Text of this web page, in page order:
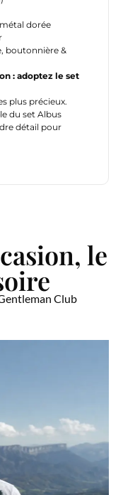
dorée
boutonnière &
: adoptez le set
plus précieux.
du set Albus
détail pour
le
Club